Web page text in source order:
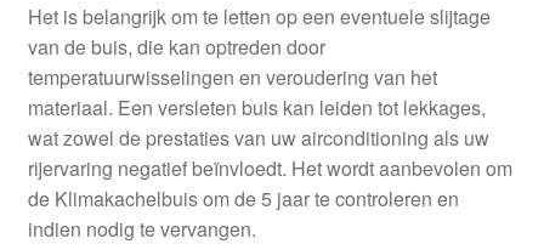
Het is belangrijk om te letten op een eventuele slijtage
van de buis, die kan optreden door
temperatuurwisselingen en veroudering van het
materiaal. Een versleten buis kan leiden tot lekkages,
wat zowel de prestaties van uw airconditioning als uw
rijervaring negatief beïnvloedt. Het wordt aanbevolen om
de Klimakachelbuis om de 5 jaar te controleren en
indien nodig te vervangen.